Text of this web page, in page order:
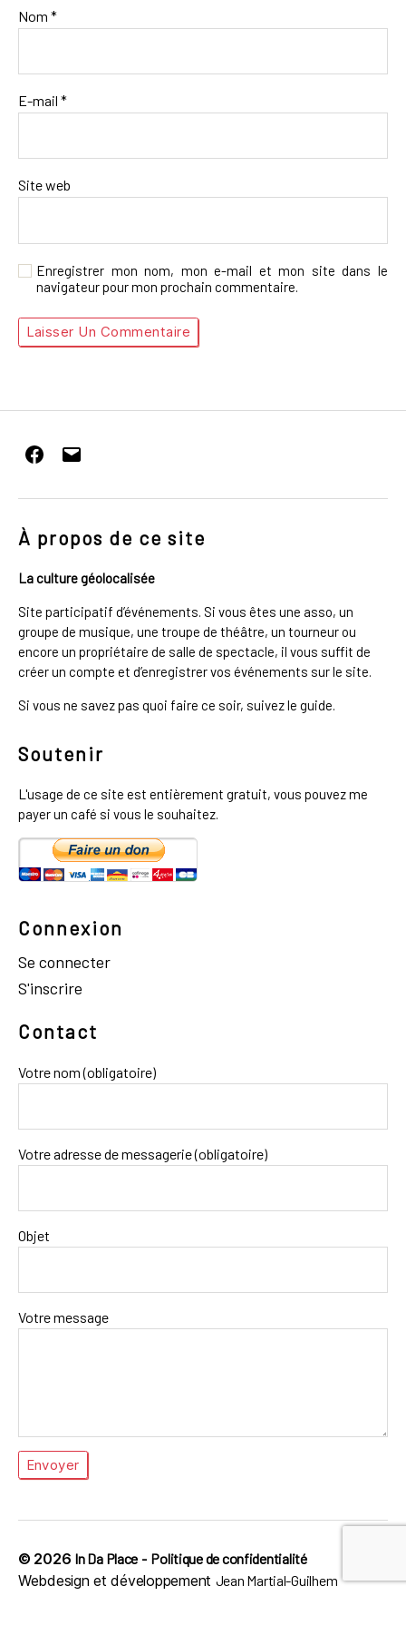
Nom *
E-mail *
Site web
Enregistrer mon nom, mon e-mail et mon site dans le
navigateur pour mon prochain commentaire.
Facebook
E-
mail
À propos de ce site
La culture géolocalisée
Site participatif d’événements. Si vous êtes une asso, un
groupe de musique, une troupe de théâtre, un tourneur ou
encore un propriétaire de salle de spectacle, il vous suffit de
créer un compte et d’enregistrer vos événements sur le site.
Si vous ne savez pas quoi faire ce soir, suivez le guide.
Soutenir
L'usage de ce site est entièrement gratuit, vous pouvez me
payer un café si vous le souhaitez.
Connexion
Se connecter
S'inscrire
Contact
Votre nom (obligatoire)
Votre adresse de messagerie (obligatoire)
Objet
Votre message
© 2026 In Da Place - Politique de confidentialité
Webdesign et développement Jean Martial-Guilhem